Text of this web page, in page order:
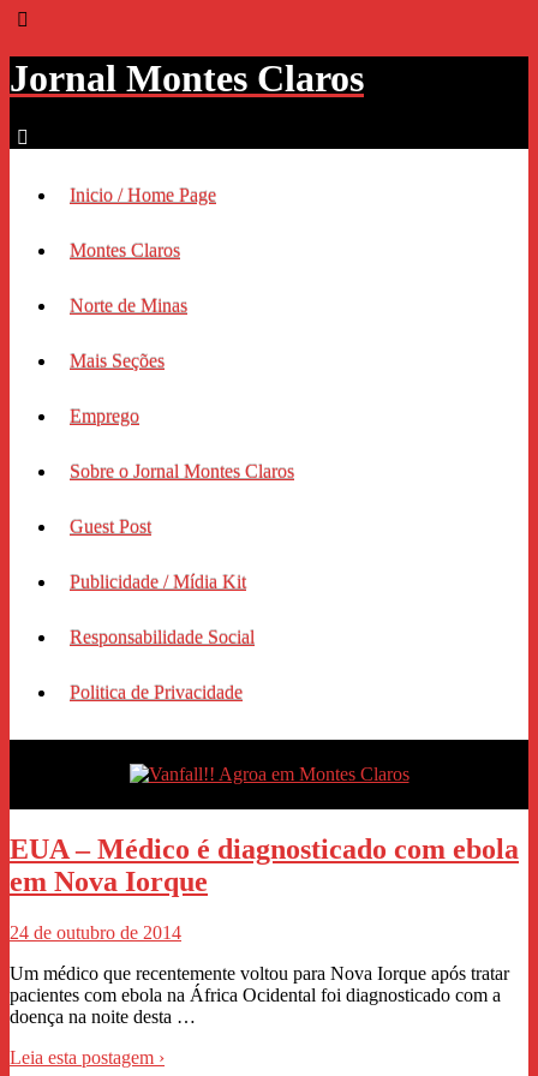
Jornal Montes Claros
Inicio / Home Page
Montes Claros
Norte de Minas
Mais Seções
Emprego
Sobre o Jornal Montes Claros
Guest Post
Publicidade / Mídia Kit
Responsabilidade Social
Politica de Privacidade
EUA – Médico é diagnosticado com ebola
em Nova Iorque
24 de outubro de 2014
Um médico que recentemente voltou para Nova Iorque após tratar
pacientes com ebola na África Ocidental foi diagnosticado com a
doença na noite desta …
Leia esta postagem ›